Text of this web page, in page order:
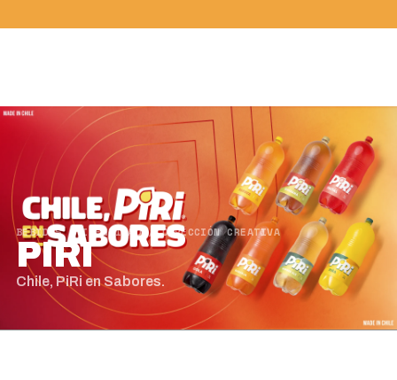
BEBIDAS / IDENTIDAD / DIRECCIÓN CREATIVA
PIRI
Chile, PiRi en Sabores.